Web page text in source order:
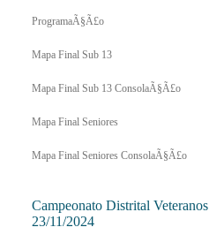
ProgramaÃ§Ã£o
Mapa Final Sub 13
Mapa Final Sub 13 ConsolaÃ§Ã£o
Mapa Final Seniores
Mapa Final Seniores ConsolaÃ§Ã£o
Campeonato Distrital Veteranos
23/11/2024